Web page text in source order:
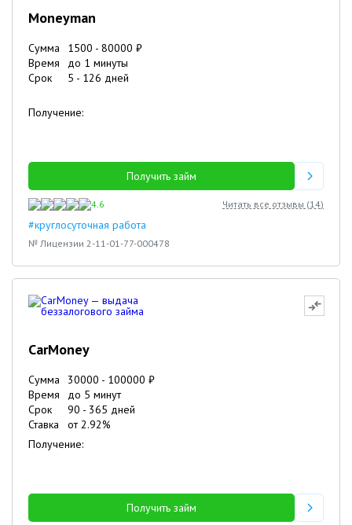
Moneyman
Сумма 1500 - 80000 ₽
Время
до 1 минуты
Срок
5 - 126 дней
Получение:
Получить займ
4.6 Читать все отзывы (14)
#круглосуточная работа
№ Лицензии 2-11-01-77-000478
CarMoney
Сумма 30000 - 100000 ₽
Время
до 5 минут
Срок
90 - 365 дней
Ставка
от2.92%
Получение:
Получить займ